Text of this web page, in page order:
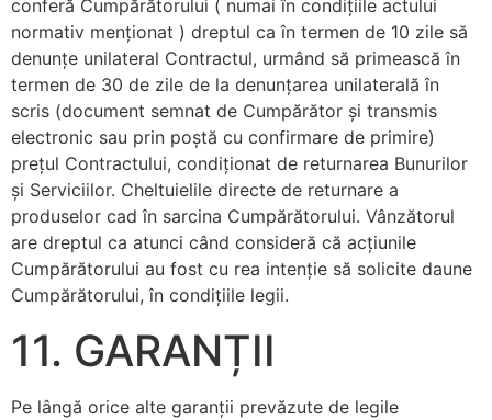
conferă Cumpărătorului ( numai în condiţiile actului
normativ menţionat ) dreptul ca în termen de 10 zile să
denunţe unilateral Contractul, urmând să primească în
termen de 30 de zile de la denunţarea unilaterală în
scris (document semnat de Cumpărător şi transmis
electronic sau prin poştă cu confirmare de primire)
preţul Contractului, condiţionat de returnarea Bunurilor
şi Serviciilor. Cheltuielile directe de returnare a
produselor cad în sarcina Cumpărătorului. Vânzătorul
are dreptul ca atunci când consideră că acţiunile
Cumpărătorului au fost cu rea intenţie să solicite daune
Cumpărătorului, în condiţiile legii.
11. GARANȚII
Pe lângă orice alte garanţii prevăzute de legile